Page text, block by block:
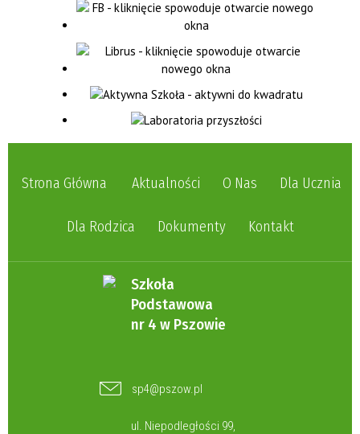
Strona Główna Aktualności O Nas Dla Ucznia
Dla Rodzica Dokumenty Kontakt
Szkoła
Podstawowa
nr 4 w Pszowie
sp4@pszow.pl
ul. Niepodległości 99,